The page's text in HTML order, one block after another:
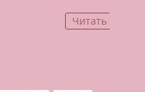
Читать Далее